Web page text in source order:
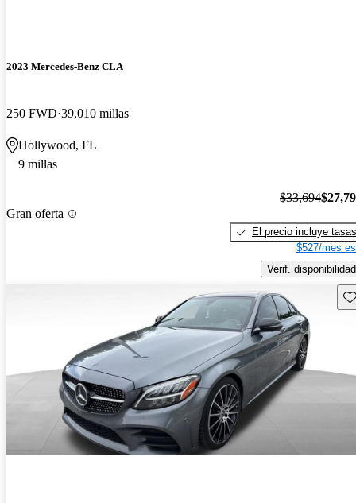
2023 Mercedes-Benz CLA
250 FWD 39,010 millas
Hollywood, FL
9 millas
Gran oferta
$33,694
El precio incluye tasas
$527/mes
Verif. disponibilidad